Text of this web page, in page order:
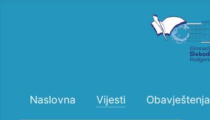
Naslovna Vijesti Obavještenja